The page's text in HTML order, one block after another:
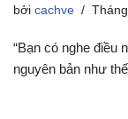
bởi cachve
“Bạn có nghe điều
nguyên bản như